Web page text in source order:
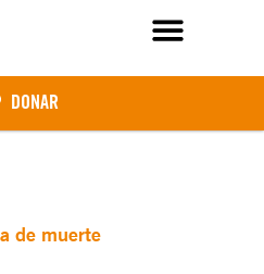
DONAR
de muerte